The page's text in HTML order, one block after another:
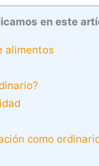
en este
alimentos
como